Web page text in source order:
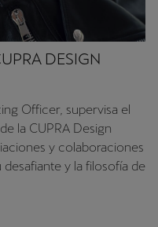
DESIGN
Officer, supervisa el
la CUPRA Design
y colaboraciones
y la filosofía de